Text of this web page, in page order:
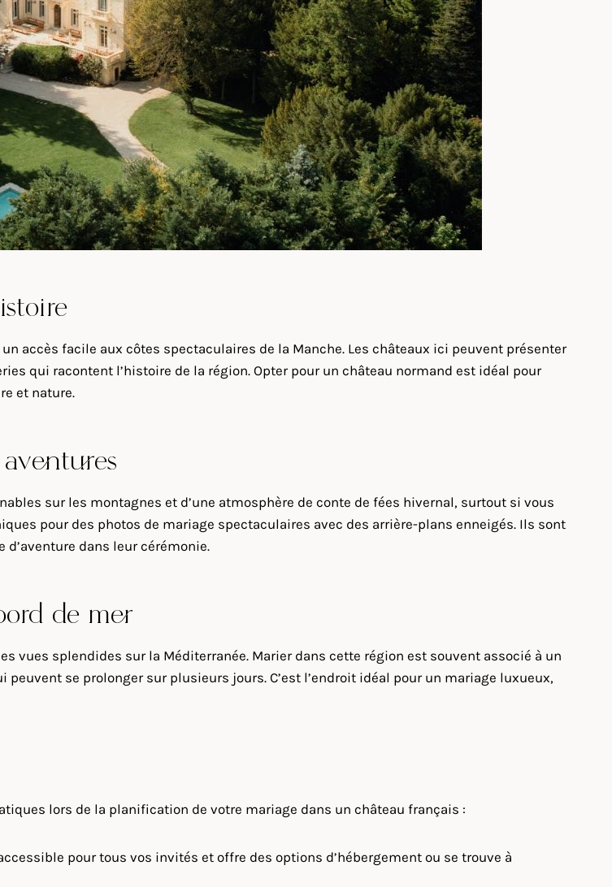
accès facile aux côtes spectaculaires de la Manche. Les châteaux ici peuvent présenter
qui racontent l’histoire de la région. Opter pour un château normand est idéal pour
et nature.
sur les montagnes et d’une atmosphère de conte de fées hivernal, surtout si vous
pour des photos de mariage spectaculaires avec des arrière-plans enneigés. Ils sont
dans leur cérémonie.
de mer
vues splendides sur la Méditerranée. Marier dans cette région est souvent associé à un
se prolonger sur plusieurs jours. C’est l’endroit idéal pour un mariage luxueux,
lors de la planification de votre mariage dans un château français :
pour tous vos invités et offre des options d’hébergement ou se trouve à